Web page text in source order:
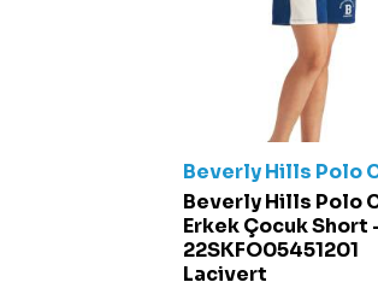
Beverly Hills Polo
Beverly Hills Polo
Erkek Çocuk Short
22SKFO05451201
Lacivert